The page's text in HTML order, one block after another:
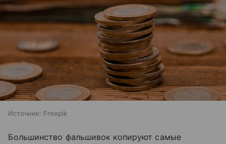
Источник: Freepik
Большинство фальшивок копируют самые